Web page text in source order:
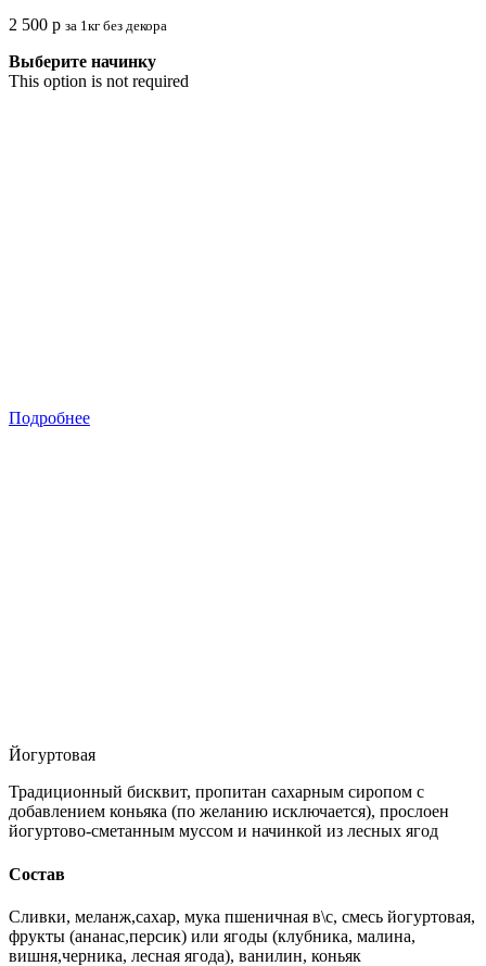
2 500 р за 1кг без декора
Выберите начинку
This option is not required
Подробнее
Йогуртовая
Традиционный бисквит, пропитан сахарным сиропом с
добавлением коньяка (по желанию исключается), прослоен
йогуртово-сметанным муссом и начинкой из лесных ягод
Состав
Сливки, меланж,сахар, мука пшеничная в\с, смесь йогуртовая,
фрукты (ананас,персик) или ягоды (клубника, малина,
вишня,черника, лесная ягода), ванилин, коньяк